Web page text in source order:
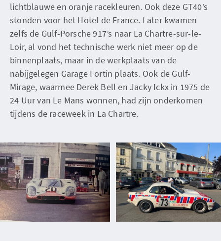
lichtblauwe en oranje racekleuren. Ook deze GT40’s
stonden voor het Hotel de France. Later kwamen
zelfs de Gulf-Porsche 917’s naar La Chartre-sur-le-
Loir, al vond het technische werk niet meer op de
binnenplaats, maar in de werkplaats van de
nabijgelegen Garage Fortin plaats. Ook de Gulf-
Mirage, waarmee Derek Bell en Jacky Ickx in 1975 de
24 Uur van Le Mans wonnen, had zijn onderkomen
tijdens de raceweek in La Chartre.